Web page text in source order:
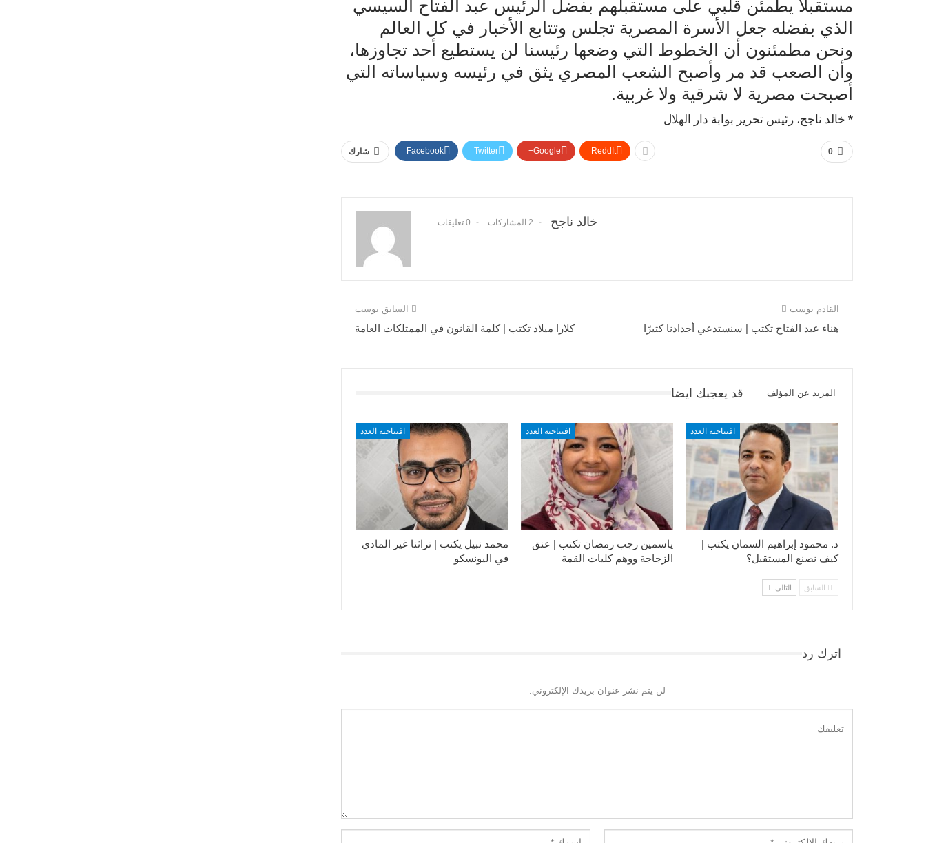
مستقبلًا يطمئن قلبي على مستقبلهم بفضل الرئيس عبد الفتاح السيسي
الذي بفضله جعل الأسرة المصرية تجلس وتتابع الأخبار في كل العالم
ونحن مطمئنون أن الخطوط التي وضعها رئيسنا لن يستطيع أحد تجاوزها،
وأن الصعب قد مر وأصبح الشعب المصري يثق في رئيسه وسياساته التي
أصبحت مصرية لا شرقية ولا غربية.
* خالد ناجح، رئيس تحرير بوابة دار الهلال
0 شارك Facebook Twitter Google+ ReddIt
خالد ناجح 2 المشاركات 0 تعليقات
السابق بوست
كلارا ميلاد تكتب | كلمة القانون في الممتلكات العامة
القادم بوست
هناء عبد الفتاح تكتب | سنستدعي أجدادنا كثيرًا
قد يعجبك ايضا المزيد عن المؤلف
افتتاحية العدد
محمد نبيل يكتب | تراثنا غير المادي
في اليونسكو
افتتاحية العدد
ياسمين رجب رمضان تكتب | عنق
الزجاجة ووهم كليات القمة
افتتاحية العدد
د. محمود إبراهيم السمان يكتب |
كيف نصنع المستقبل؟
السابق التالي
اترك رد
لن يتم نشر عنوان بريدك الإلكتروني.